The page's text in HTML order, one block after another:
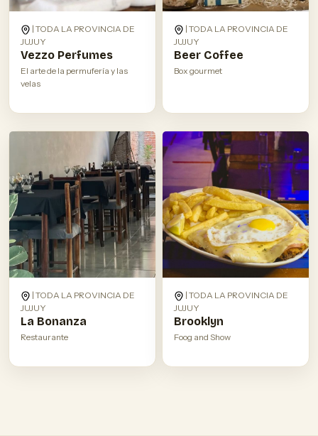
| TODA LA PROVINCIA DE
JUJUY
Vezzo Perfumes
El arte de la permufería y las
velas
| TODA LA PROVINCIA DE
JUJUY
Beer Coffee
Box gourmet
| TODA LA PROVINCIA DE
JUJUY
La Bonanza
Restaurante
| TODA LA PROVINCIA DE
JUJUY
Brooklyn
Foog and Show